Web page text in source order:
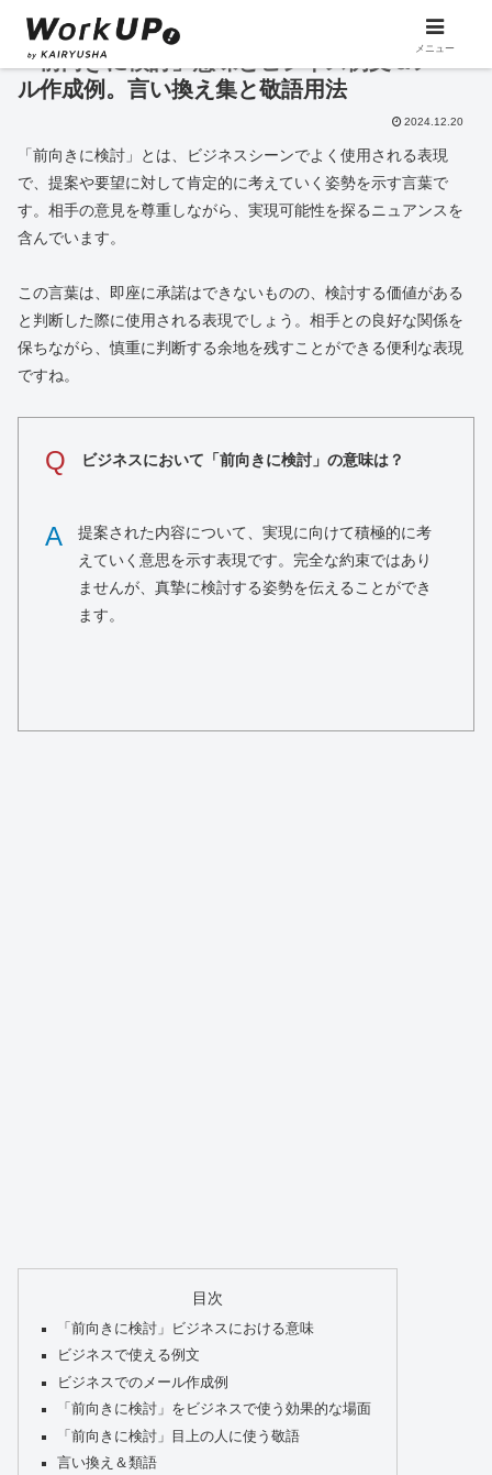
「前向きに検討」意味とビジネス例文＆メー
ル作成例。言い換え集と敬語用法
2024.12.20
「前向きに検討」とは、ビジネスシーンでよく使用される表現
で、提案や要望に対して肯定的に考えていく姿勢を示す言葉で
す。相手の意見を尊重しながら、実現可能性を探るニュアンスを
含んでいます。
この言葉は、即座に承諾はできないものの、検討する価値がある
と判断した際に使用される表現でしょう。相手との良好な関係を
保ちながら、慎重に判断する余地を残すことができる便利な表現
ですね。
Q ビジネスにおいて「前向きに検討」の意味は？
A
提案された内容について、実現に向けて積極的に考
えていく意思を示す表現です。完全な約束ではあり
ませんが、真摯に検討する姿勢を伝えることができ
ます。
目次
「前向きに検討」ビジネスにおける意味
ビジネスで使える例文
ビジネスでのメール作成例
「前向きに検討」をビジネスで使う効果的な場面
「前向きに検討」目上の人に使う敬語
言い換え＆類語
メニュー